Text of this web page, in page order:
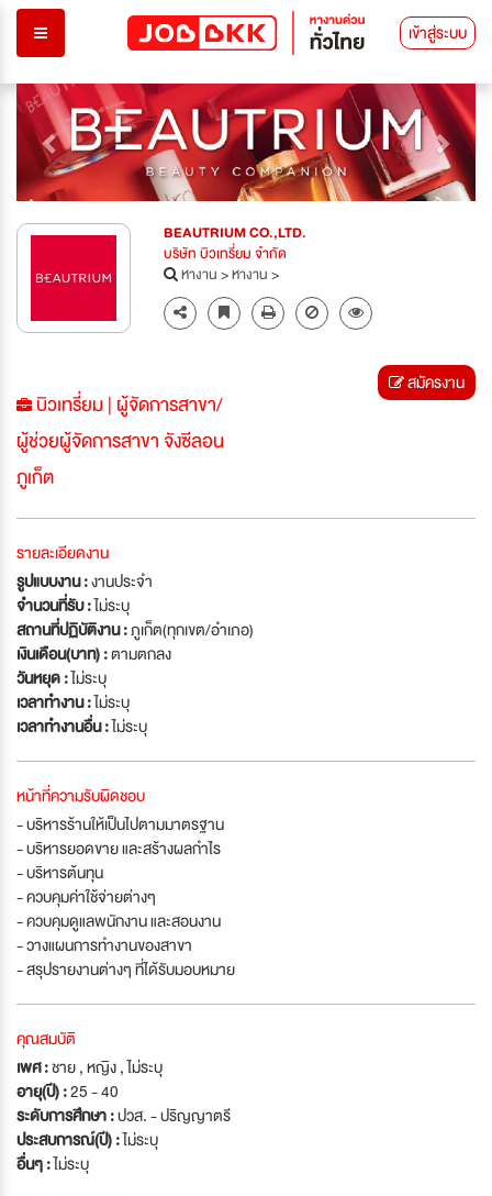
เข้าสู่ระบบ
Previous Next
BEAUTRIUM CO.,LTD.
บริษัท บิวเทรี่ยม จำกัด
หางาน>หางาน>
บิวเทรี่ยม | ผู้จัดการสาขา/
ผู้ช่วยผู้จัดการสาขา จังซีลอน
ภูเก็ต
สมัครงาน
รายละเอียดงาน
รูปแบบงาน :งานประจำ
จำนวนที่รับ :ไม่ระบุ
สถานที่ปฏิบัติงาน :ภูเก็ต(ทุกเขต/อำเภอ)
เงินเดือน(บาท) :ตามตกลง
วันหยุด :ไม่ระบุ
เวลาทำงาน :ไม่ระบุ
เวลาทำงานอื่น :ไม่ระบุ
หน้าที่ความรับผิดชอบ
- บริหารร้านให้เป็นไปตามมาตรฐาน
- บริหารยอดขาย และสร้างผลกำไร
- บริหารต้นทุน
- ควบคุมค่าใช้จ่ายต่างๆ
- ควบคุมดูแลพนักงาน และสอนงาน
- วางแผนการทำงานของสาขา
- สรุปรายงานต่างๆ ที่ได้รับมอบหมาย
คุณสมบัติ
เพศ :ชาย , หญิง , ไม่ระบุ
อายุ(ปี) :25 - 40
ระดับการศึกษา :ปวส. - ปริญญาตรี
ประสบการณ์(ปี) :ไม่ระบุ
อื่นๆ :ไม่ระบุ